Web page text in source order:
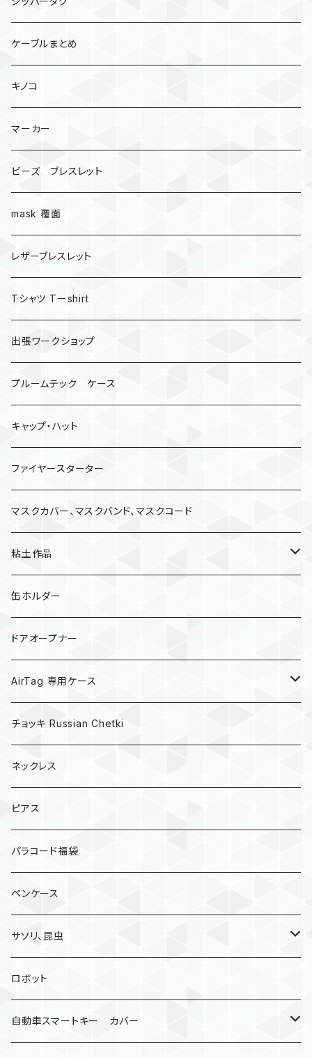
ケーブルまとめ
キノコ
マーカー
ビーズ ブレスレット
mask 覆面
レザーブレスレット
Tシャツ Tーshirt
出張ワークショップ
プルームテック ケース
キャップ・ハット
ファイヤースターター
マスクカバー、マスクバンド、マスクコード
粘土作品
亀
キノコ
缶ホルダー
ドアオープナー
AirTag 専用ケース
AirTagキーリング
チョッキ Russian Chetki
ネックレス
ピアス
パラコード福袋
ペンケース
サソリ、昆虫
サソリ
クモ
ロボット
自動車スマートキー カバー